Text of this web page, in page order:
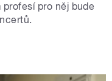
profesí pro něj bude